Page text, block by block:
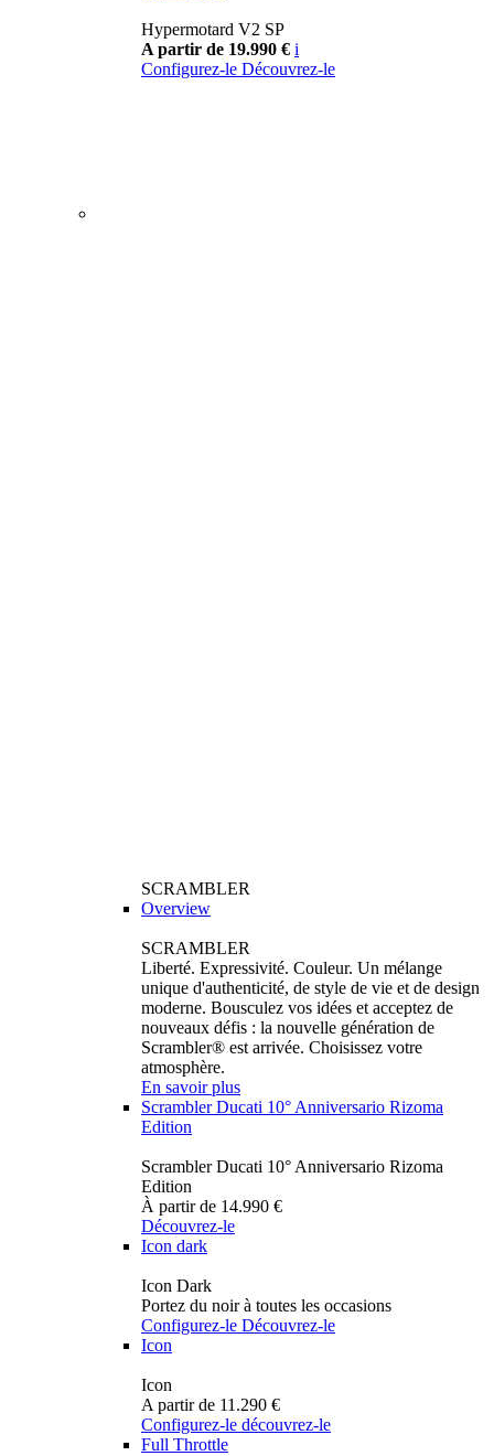
Hypermotard V2 SP
A partir de 19.990 € i
Configurez-le Découvrez-le
SCRAMBLER
Overview
SCRAMBLER
Liberté. Expressivité. Couleur. Un mélange
unique d'authenticité, de style de vie et de design
moderne. Bousculez vos idées et acceptez de
nouveaux défis : la nouvelle génération de
Scrambler® est arrivée. Choisissez votre
atmosphère.
En savoir plus
Scrambler Ducati 10° Anniversario Rizoma
Edition
Scrambler Ducati 10° Anniversario Rizoma
Edition
À partir de 14.990 €
Découvrez-le
Icon dark
Icon Dark
Portez du noir à toutes les occasions
Configurez-le Découvrez-le
Icon
Icon
A partir de 11.290 €
Configurez-le découvrez-le
Full Throttle